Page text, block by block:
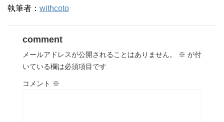
執筆者： withcoto
comment
メールアドレスが公開されることはありません。 ※ が付
いている欄は必須項目です
コメント ※